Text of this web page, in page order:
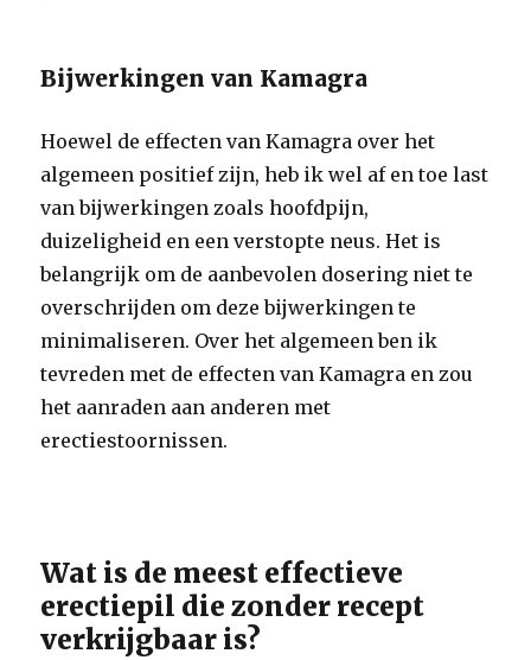
Bijwerkingen van Kamagra
Hoewel de effecten van Kamagra over het
algemeen positief zijn, heb ik wel af en toe last
van bijwerkingen zoals hoofdpijn,
duizeligheid en een verstopte neus. Het is
belangrijk om de aanbevolen dosering niet te
overschrijden om deze bijwerkingen te
minimaliseren. Over het algemeen ben ik
tevreden met de effecten van Kamagra en zou
het aanraden aan anderen met
erectiestoornissen.
Wat is de meest effectieve
erectiepil die zonder recept
verkrijgbaar is?